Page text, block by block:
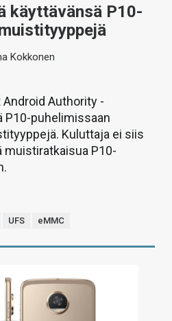
käyttävänsä P10-
Kokkonen
Authority -
P10-puhelimissaan
Kuluttaja ei siis
muistiratkaisua P10-
UFS eMMC